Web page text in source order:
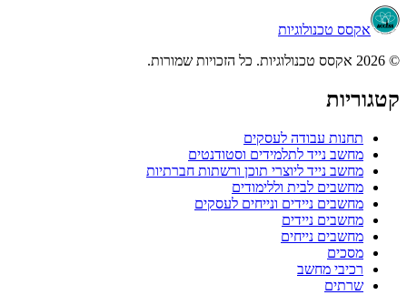
אקסס טכנולוגיות
תחנות עבודה לעסקים
מחשב נייד לתלמידים וסטודנטים
מחשב נייד ליוצרי תוכן ורשתות חברתיות
מחשבים לבית וללימודים
מחשבים ניידים ונייחים לעסקים
מחשבים ניידים
מחשבים נייחים
מסכים
רכיבי מחשב
שרתים